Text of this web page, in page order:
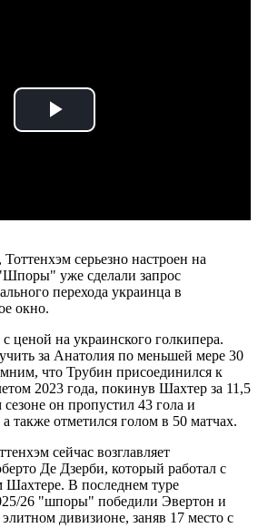
Play
серьезно настроен на
уже сделали запрос
перехода украинца в
окно.
ценой на украинского голкипера.
за Анатолия по меньшей мере 30
что Трубин присоединился к
2023 года, покинув Шахтер за 11,5
он пропустил 43 гола и
также отметился голом в 50 матчах.
сейчас возглавляет
Де Дзерби, который работал с
В последнем туре
26 "шпоры" победили Эвертон и
дивизионе, заняв 17 место с